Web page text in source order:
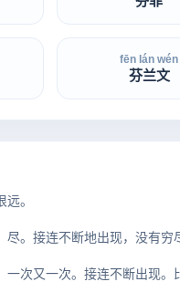
fēn lán wén
芬兰文
。
尽。接连不断地出现，没有穷